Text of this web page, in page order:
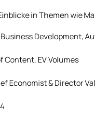
in Themen wie
Development,
Content, EV Volumes
Economist & Director